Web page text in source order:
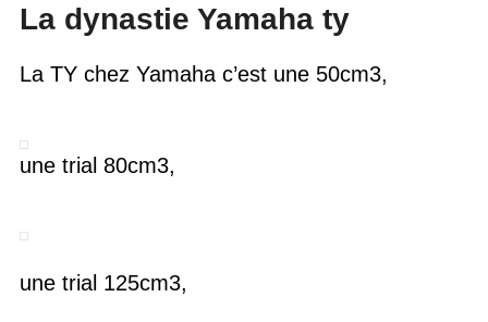
La dynastie Yamaha ty
La TY chez Yamaha c’est une 50cm3,
une trial 80cm3,
une trial 125cm3,